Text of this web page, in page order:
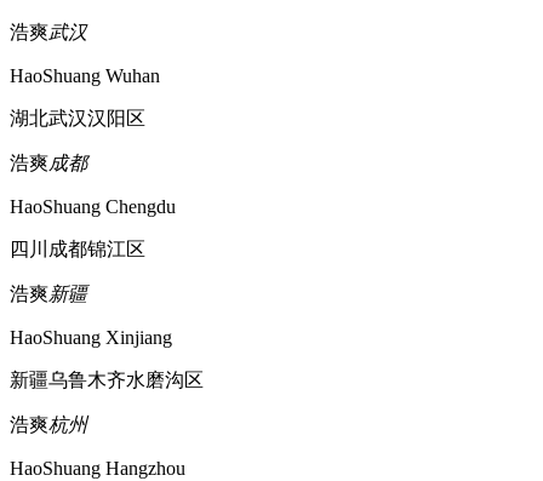
浩爽武汉
HaoShuang Wuhan
湖北武汉汉阳区
浩爽成都
HaoShuang Chengdu
四川成都锦江区
浩爽新疆
HaoShuang Xinjiang
新疆乌鲁木齐水磨沟区
浩爽杭州
HaoShuang Hangzhou